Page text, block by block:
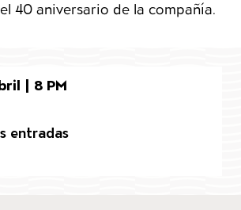
40 aniversario de la compañía.
| 8 PM
entradas